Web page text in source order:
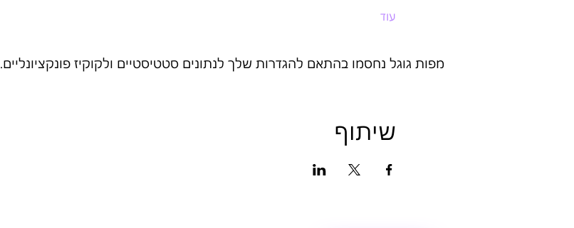
עוד
מפות גוגל נחסמו בהתאם להגדרות שלך לנתונים סטטיסטיים ולקוקיז פונקציונליים.
שיתוף